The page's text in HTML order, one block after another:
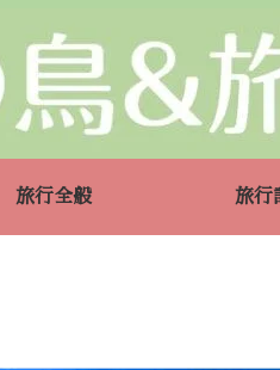
旅行全般 旅行